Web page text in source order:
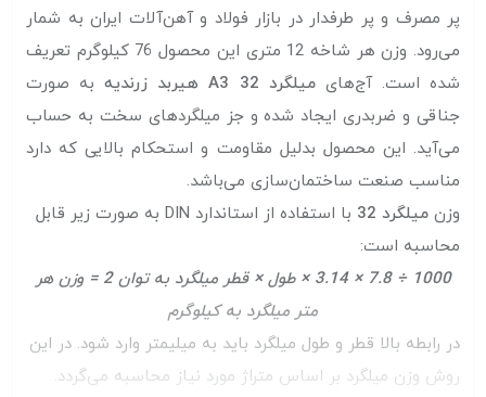
پر مصرف و پر طرفدار در بازار فولاد و آهن‌آلات ایران به شمار
می‌رود. وزن هر شاخه 12 متری این محصول 76 کیلوگرم تعریف
شده است. آج‌هایمیلگرد 32 A3 هیربد زرندیه
به صورت
جناقی و ضربدری ایجاد شده و جز میلگرد‌های سخت به حساب
می‌آید. این محصول بدلیل مقاومت و استحکام بالایی که دارد
مناسب صنعت ساختمان‌سازی می‌باشد.
وزن میلگرد 32
با استفاده از استاندارد DIN به صورت زیر قابل
محاسبه است:
1000 ÷ 7.8 × 3.14 × طول × قطر میلگرد به توان 2 = وزن هر
متر میلگرد به کیلوگرم
در رابطه بالا قطر و طول میلگرد باید به میلیمتر وارد شود. در این
روش وزن میلگرد بر اساس متراژ مورد نیاز محاسبه می‌گردد.